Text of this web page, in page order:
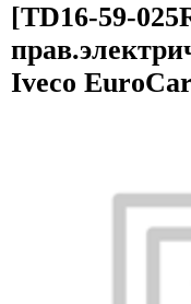
[TD16-59-
Iveco